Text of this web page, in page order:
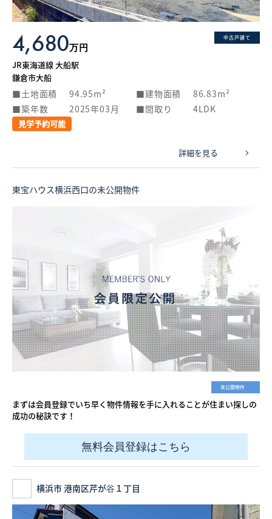
中古戸建て
4,680万円
JR東海道線 大船駅
鎌倉市大船
土地面積 94.95m² 建物面積
86.83m²
築年数
2025年03月 間取り 4LDK
見学予約可能
詳細を見る
東宝ハウス横浜西口の未公開物件
未公開物件
まずは会員登録でいち早く物件情報を手に入れることが住まい探しの
成功の秘訣です！
無料会員登録はこちら
横浜市 港南区芹が谷１丁目